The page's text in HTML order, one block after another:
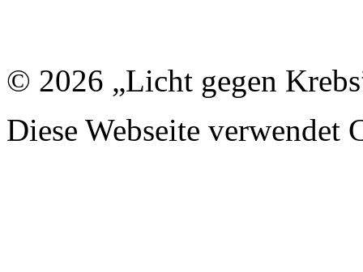
© 2026 „Licht gegen
Diese Webseite verwendet